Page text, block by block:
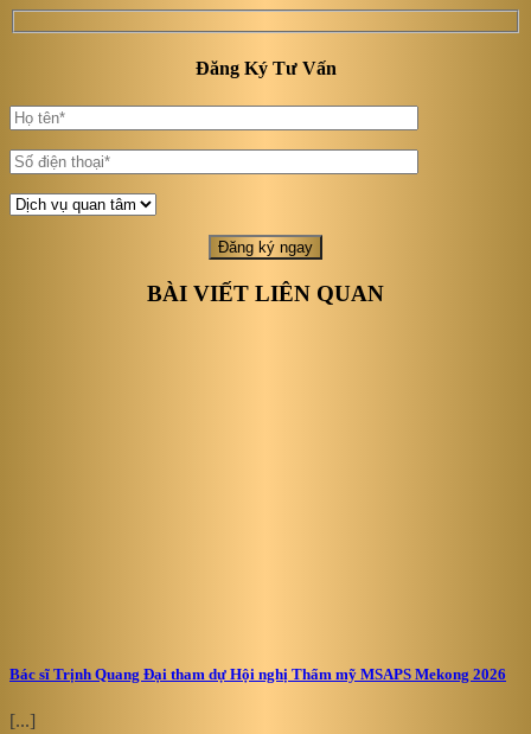
Đăng Ký Tư Vấn
BÀI VIẾT LIÊN QUAN
Bác sĩ Trịnh Quang Đại tham dự Hội nghị Thẩm mỹ MSAPS Mekong 2026
[...]